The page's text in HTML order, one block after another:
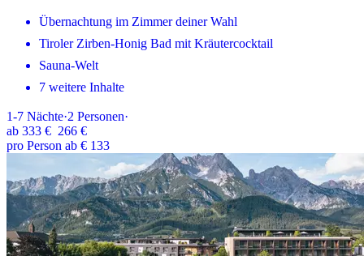
Übernachtung im Zimmer deiner Wahl
Tiroler Zirben-Honig Bad mit Kräutercocktail
Sauna-Welt
7 weitere Inhalte
1-7 Nächte·2 Personen·
ab 333 € 266 €
pro Person ab € 133